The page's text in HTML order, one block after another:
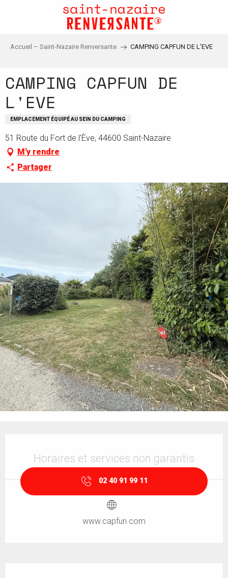
principal
Accueil – Saint-Nazaire Renversante CAMPING CAPFUN DE L'EVE
CAMPING CAPFUN DE
L'EVE
EMPLACEMENT ÉQUIPÉ AU SEIN DU CAMPING
51 Route du Fort de l'Ève, 44600 Saint-Nazaire
M'y rendre
Partager
Horaires et services non garantis
02 40 91 99 11
www.capfun.com